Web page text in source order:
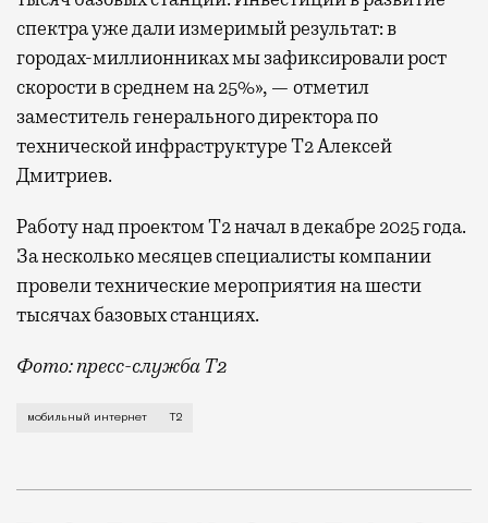
спектра уже дали измеримый результат: в
городах-миллионниках мы зафиксировали рост
скорости в среднем на 25%», — отметил
заместитель генерального директора по
технической инфраструктуре Т2 Алексей
Дмитриев.
Работу над проектом Т2 начал в декабре 2025 года.
За несколько месяцев специалисты компании
провели технические мероприятия на шести
тысячах базовых станциях.
Фото: пресс-служба Т2
Мобильный оператор Т2 завершил работы по
мобильный интернет Т2